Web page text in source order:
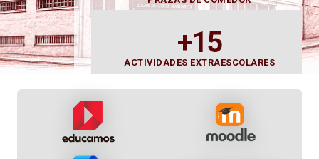
+15
ACTIVIDADES EXTRAESCOLARES